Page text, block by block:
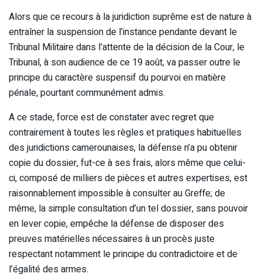
Alors que ce recours à la juridiction suprême est de nature à
entraîner la suspension de l’instance pendante devant le
Tribunal Militaire dans l’attente de la décision de la Cour, le
Tribunal, à son audience de ce 19 août, va passer outre le
principe du caractère suspensif du pourvoi en matière
pénale, pourtant communément admis.
A ce stade, force est de constater avec regret que
contrairement à toutes les règles et pratiques habituelles
des juridictions camerounaises, la défense n’a pu obtenir
copie du dossier, fut-ce à ses frais, alors même que celui-
ci, composé de milliers de pièces et autres expertises, est
raisonnablement impossible à consulter au Greffe; de
même, la simple consultation d’un tel dossier, sans pouvoir
en lever copie, empêche la défense de disposer des
preuves matérielles nécessaires à un procès juste
respectant notamment le principe du contradictoire et de
l’égalité des armes.